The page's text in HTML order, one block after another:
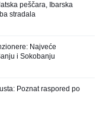
peščara, Ibarska
stradala
Najveće
i Sokobanju
Poznat raspored po